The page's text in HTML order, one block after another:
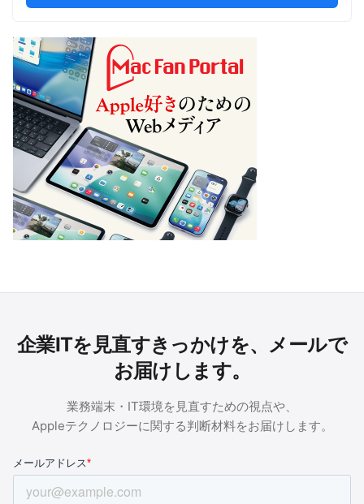
企業ITを見直すきっかけを、メールで
お届けします。
業務端末・IT環境を見直すための視点や、
Appleテクノロジーに関する判断材料をお届けします。